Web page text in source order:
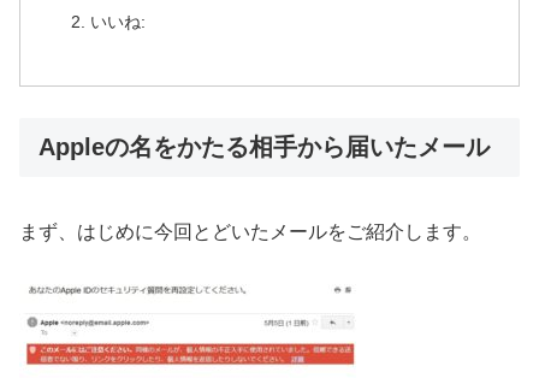
いいね:
Appleの名をかたる相手から届いたメール
まず、はじめに今回とどいたメールをご紹介します。